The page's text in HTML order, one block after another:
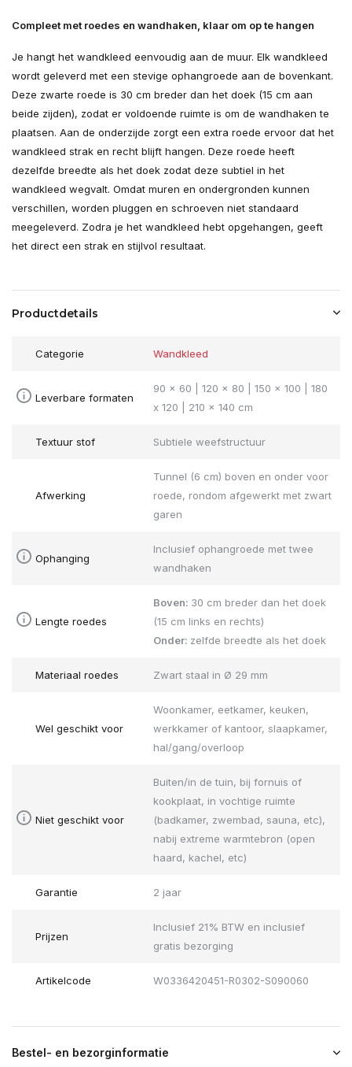
Compleet met roedes en wandhaken, klaar om op te hangen
Je hangt het wandkleed eenvoudig aan de muur. Elk wandkleed
wordt geleverd met een stevige ophangroede aan de bovenkant.
Deze zwarte roede is 30 cm breder dan het doek (15 cm aan
beide zijden), zodat er voldoende ruimte is om de wandhaken te
plaatsen. Aan de onderzijde zorgt een extra roede ervoor dat het
wandkleed strak en recht blijft hangen. Deze roede heeft
dezelfde breedte als het doek zodat deze subtiel in het
wandkleed wegvalt. Omdat muren en ondergronden kunnen
verschillen, worden pluggen en schroeven niet standaard
meegeleverd. Zodra je het wandkleed hebt opgehangen, geeft
het direct een strak en stijlvol resultaat.
Productdetails
Categorie Wandkleed
Leverbare formaten
90 x 60 | 120 x 80 | 150 x 100 | 180
x 120 | 210 x 140 cm
Textuur stof Subtiele weefstructuur
Afwerking
Tunnel (6 cm) boven en onder voor
roede, rondom afgewerkt met zwart
garen
Ophanging
Inclusief ophangroede met twee
wandhaken
Lengte roedes
Boven: 30 cm breder dan het doek
(15 cm links en rechts)
Onder: zelfde breedte als het doek
Materiaal roedes Zwart staal in Ø 29 mm
Wel geschikt voor
Woonkamer, eetkamer, keuken,
werkkamer of kantoor, slaapkamer,
hal/gang/overloop
Niet geschikt voor
Buiten/in de tuin, bij fornuis of
kookplaat, in vochtige ruimte
(badkamer, zwembad, sauna, etc),
nabij extreme warmtebron (open
haard, kachel, etc)
Garantie 2 jaar
Prijzen
Inclusief 21% BTW en inclusief
gratis bezorging
Artikelcode W0336420451-R0302-S090060
Bestel- en bezorginformatie